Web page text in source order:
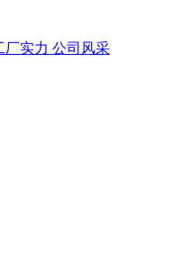
厂实力 公司风采